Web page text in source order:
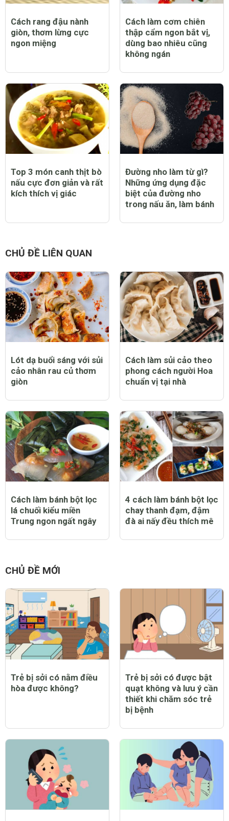
Cách rang đậu nành
giòn, thơm lừng cực
ngon miệng
Cách làm cơm chiên
thập cẩm ngon bắt vị,
dùng bao nhiêu cũng
không ngán
Top 3 món canh thịt bò
nấu cực đơn giản và rất
kích thích vị giác
Đường nho làm từ gì?
Những ứng dụng đặc
biệt của đường nho
trong nấu ăn, làm bánh
CHỦ ĐỀ LIÊN QUAN
Lót dạ buổi sáng với sủi
cảo nhân rau củ thơm
giòn
Cách làm sủi cảo theo
phong cách người Hoa
chuẩn vị tại nhà
Cách làm bánh bột lọc
lá chuối kiểu miền
Trung ngon ngất ngây
4 cách làm bánh bột lọc
chay thanh đạm, đậm
đà ai nấy đều thích mê
CHỦ ĐỀ MỚI
Trẻ bị sởi có nằm điều
hòa được không?
Trẻ bị sởi có được bật
quạt không và lưu ý cần
thiết khi chăm sóc trẻ
bị bệnh